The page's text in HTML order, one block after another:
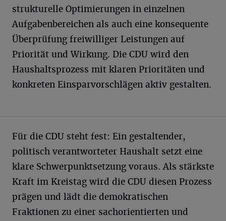
strukturelle Optimierungen in einzelnen
Aufgabenbereichen als auch eine konsequente
Überprüfung freiwilliger Leistungen auf
Priorität und Wirkung. Die CDU wird den
Haushaltsprozess mit klaren Prioritäten und
konkreten Einsparvorschlägen aktiv gestalten.
Für die CDU steht fest: Ein gestaltender,
politisch verantworteter Haushalt setzt eine
klare Schwerpunktsetzung voraus. Als stärkste
Kraft im Kreistag wird die CDU diesen Prozess
prägen und lädt die demokratischen
Fraktionen zu einer sachorientierten und